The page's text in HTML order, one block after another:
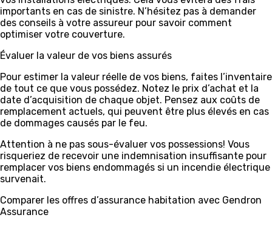
importants en cas de sinistre. N’hésitez pas à demander
des conseils à votre assureur pour savoir comment
optimiser votre couverture.
Évaluer la valeur de vos biens assurés
Pour estimer la valeur réelle de vos biens, faites l’inventaire
de tout ce que vous possédez. Notez le prix d’achat et la
date d’acquisition de chaque objet. Pensez aux coûts de
remplacement actuels, qui peuvent être plus élevés en cas
de dommages causés par le feu.
Attention à ne pas sous-évaluer vos possessions! Vous
risqueriez de recevoir une indemnisation insuffisante pour
remplacer vos biens endommagés si un incendie électrique
survenait.
Comparer les offres d’assurance habitation avec Gendron
Assurance